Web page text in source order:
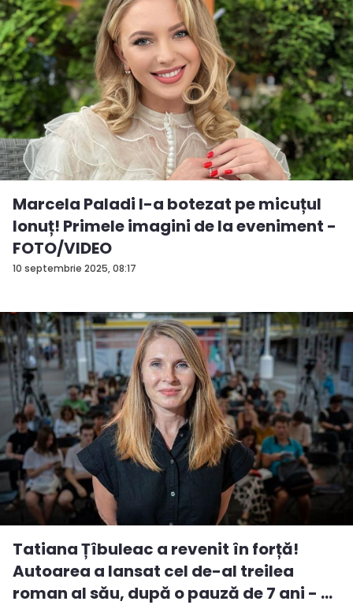
10 septembrie 2025, 08:17
Marcela Paladi l-a botezat pe micuțul
Ionuț! Primele imagini de la eveniment -
FOTO/VIDEO
Tatiana Țîbuleac a revenit în forță!
Autoarea a lansat cel de-al treilea
roman al său, după o pauză de 7 ani - ...